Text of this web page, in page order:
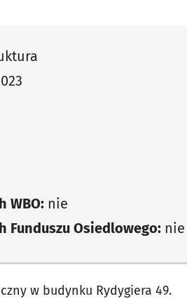
WBO: nie
Funduszu Osiedlowego: nie
w budynku Rydygiera 49.